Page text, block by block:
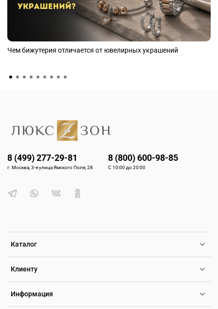
Чем бижутерия отличается от ювелирных украшений
Каталог
Клиенту
Информация
8 (499) 277-29-81
г. Москва, 3-я улица Ямского Поля, 28
8 (800) 600-98-85
С 10:00 до 20:00